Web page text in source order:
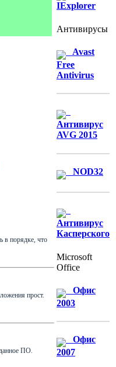
в порядке, что
прост.
ПО.
IExplorer
Антивирусы
Avast
Free
Antivirus
Антивирус
AVG 2015
NOD32
Антивирус
Касперского
Microsoft
Office
Офис
2003
Офис
2007